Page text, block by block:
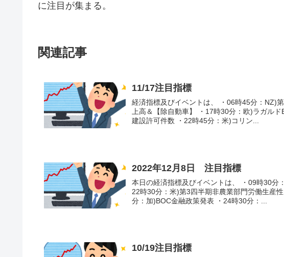
に注目が集まる。
関連記事
11/17注目指標
経済指標及びイベントは、 ・06時45分：NZ)
上高＆【除自動車】 ・17時30分：欧)ラガル
建設許可件数 ・22時45分：米)コリン...
2022年12月8日 注目指標
本日の経済指標及びイベントは、 ・09時30分
22時30分：米)第3四半期非農業部門労働生産
分：加)BOC金融政策発表 ・24時30分：...
10/19注目指標